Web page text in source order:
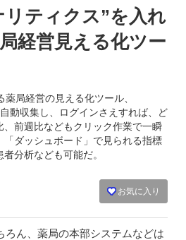
リティクス”を入れ
経営見える化ツー
局経営の見える化ツール、
動収集し、ログインさえすれば、ど
前週比などもクリック作業で一瞬
ダッシュボード」で見られる指標
分析なども可能だ。
お気に入り
ん、薬局の本部システムなどは